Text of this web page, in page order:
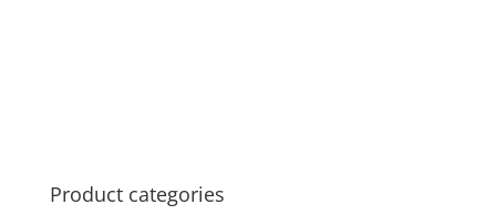
Product categories